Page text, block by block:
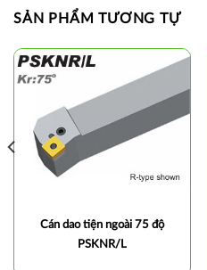
SẢN PHẨM TƯƠNG TỰ
Cán dao tiện ngoài 75 độ
PSKNR/L